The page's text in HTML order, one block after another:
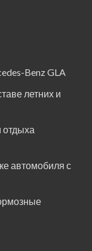
Benz GLA
летних и
отдыха
автомобиля с